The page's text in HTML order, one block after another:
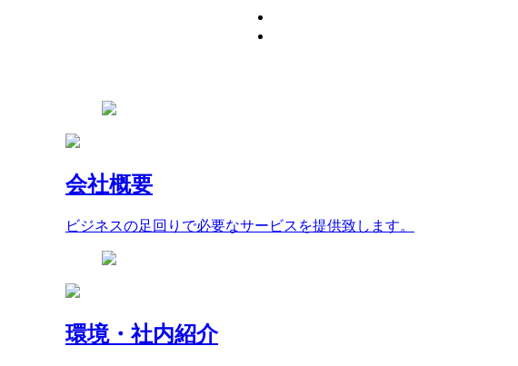
会社概要
ビジネスの足回りで必要なサービスを提供致します。
環境・社内紹介